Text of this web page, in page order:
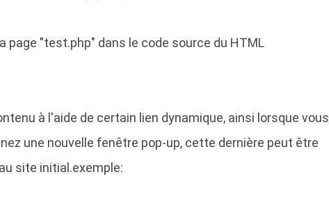
page "test.php" dans le code source du HTML
à l'aide de certain lien dynamique, ainsi lorsque vous
une nouvelle fenêtre pop-up, cette dernière peut être
site initial.exemple: